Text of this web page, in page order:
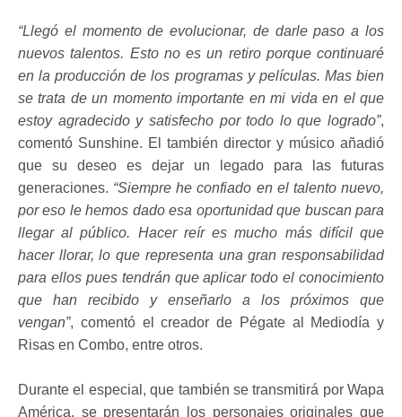
“Llegó el momento de evolucionar, de darle paso a los
nuevos talentos. Esto no es un retiro porque continuaré
en la producción de los programas y películas. Mas bien
se trata de un momento importante en mi vida en el que
estoy agradecido y satisfecho por todo lo que logrado”,
comentó Sunshine. El también director y músico añadió
que su deseo es dejar un legado para las futuras
generaciones. “Siempre he confiado en el talento nuevo,
por eso le hemos dado esa oportunidad que buscan para
llegar al público. Hacer reír es mucho más difícil que
hacer llorar, lo que representa una gran responsabilidad
para ellos pues tendrán que aplicar todo el conocimiento
que han recibido y enseñarlo a los próximos que
vengan”, comentó el creador de Pégate al Mediodía y
Risas en Combo, entre otros.
Durante el especial, que también se transmitirá por Wapa
América, se presentarán los personajes originales que